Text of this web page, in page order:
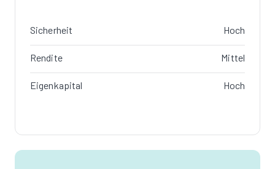
Sicherheit Hoch
Rendite Mittel
Eigenkapital Hoch